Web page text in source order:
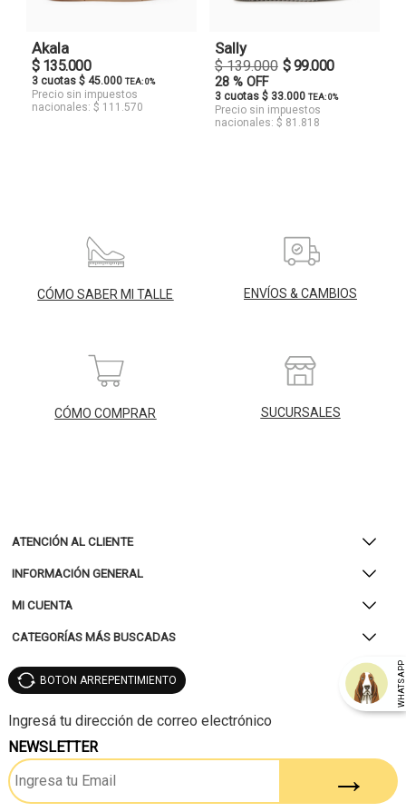
Akala
$ 135.000
3 cuotas $ 45.000 TEA: 0%
Precio sin impuestos
nacionales: $ 111.570
Sally
$ 139.000 $ 99.000
28 % OFF
3 cuotas $ 33.000 TEA: 0%
Precio sin impuestos
nacionales: $ 81.818
CÓMO SABER MI TALLE ENVÍOS & CAMBIOS
CÓMO COMPRAR SUCURSALES
ATENCIÓN AL CLIENTE
INFORMACIÓN GENERAL
MI CUENTA
CATEGORÍAS MÁS BUSCADAS
WHATSAPP
BOTON ARREPENTIMIENTO
NEWSLETTER